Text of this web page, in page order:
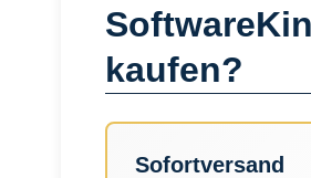
kaufen?
Sofortversand